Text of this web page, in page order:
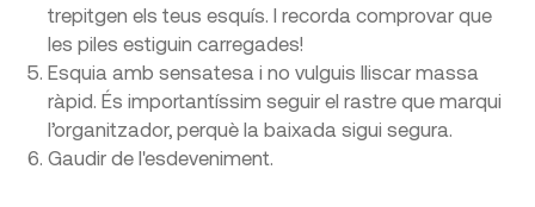
trepitgen els teus esquís. I recorda comprovar que
les piles estiguin carregades!
Esquia amb sensatesa i no vulguis lliscar massa
ràpid. És importantíssim seguir el rastre que marqui
l’organitzador, perquè la baixada sigui segura.
Gaudir de l'esdeveniment.